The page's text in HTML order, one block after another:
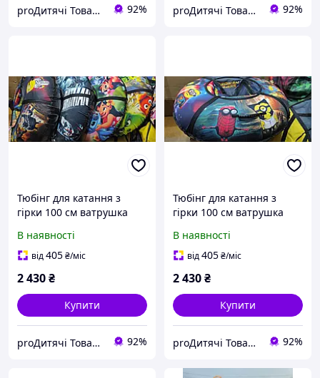
proДитячі Товари 92% proДитячі Товари 92%
Тюбінг для катання з
гірки 100 см ватрушка
шайба, різні кольори
В наявності
від405₴/міс
2 430₴
Купити
proДитячі Товари 92%
Тюбінг для катання з
гірки 100 см ватрушка
шайба, міньйони
В наявності
від405₴/міс
2 430₴
Купити
proДитячі Товари 92%